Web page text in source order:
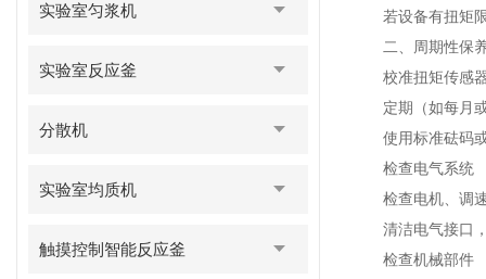
实验室匀浆机
实验室反应釜
分散机
实验室均质机
触摸控制智能反应釜
若设备有扭矩限
二、周期性保
校准扭矩传感
定期（如每月或
使用标准砝码或
检查电气系统
检查电机、调速
清洁电气接口，
检查机械部件